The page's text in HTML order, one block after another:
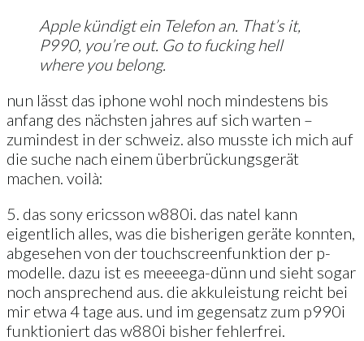
Apple kündigt ein Telefon an. That’s it,
P990, you’re out. Go to fucking hell
where you belong.
nun lässt das iphone wohl noch mindestens bis
anfang des nächsten jahres auf sich warten –
zumindest in der schweiz. also musste ich mich auf
die suche nach einem überbrückungsgerät
machen. voilà:
5. das sony ericsson w880i. das natel kann
eigentlich alles, was die bisherigen geräte konnten,
abgesehen von der touchscreenfunktion der p-
modelle. dazu ist es meeeega-dünn und sieht sogar
noch ansprechend aus. die akkuleistung reicht bei
mir etwa 4 tage aus. und im gegensatz zum p990i
funktioniert das w880i bisher fehlerfrei.